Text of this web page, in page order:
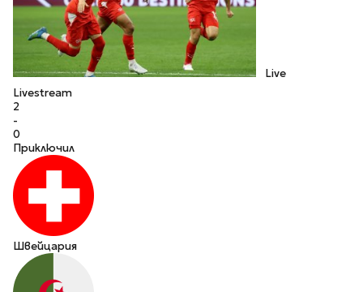
Live
Livestream
2
-
0
Приключил
Швейцария